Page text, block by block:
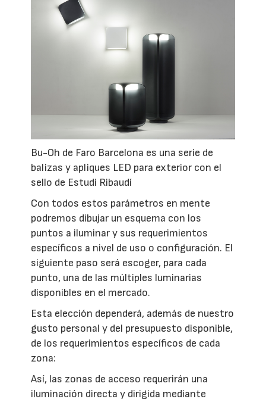
Bu-Oh de Faro Barcelona es una serie de
balizas y apliques LED para exterior con el
sello de Estudi Ribaudí
Con todos estos parámetros en mente
podremos dibujar un esquema con los
puntos a iluminar y sus requerimientos
específicos a nivel de uso o configuración. El
siguiente paso será escoger, para cada
punto, una de las múltiples luminarias
disponibles en el mercado.
Esta elección dependerá, además de nuestro
gusto personal y del presupuesto disponible,
de los requerimientos específicos de cada
zona:
Así, las zonas de acceso requerirán una
iluminación directa y dirigida mediante